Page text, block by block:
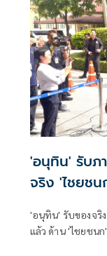
'อนุทิน' รับภ
จริง 'ไชยชน
'อนุทิน' รับของจริ
แล้ว ด้าน 'ไชยชน